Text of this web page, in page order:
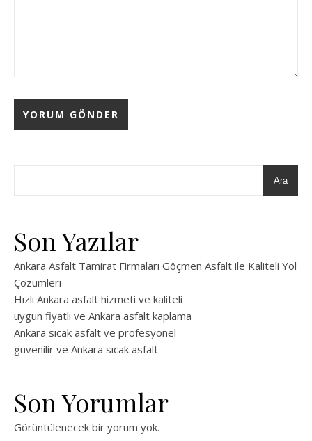
Ara
Son Yazılar
Ankara Asfalt Tamirat Firmaları Göçmen Asfalt ile Kaliteli Yol
Çözümleri
Hızlı Ankara asfalt hizmeti ve kaliteli
uygun fiyatlı ve Ankara asfalt kaplama
Ankara sıcak asfalt ve profesyonel
güvenilir ve Ankara sıcak asfalt
Son Yorumlar
Görüntülenecek bir yorum yok.